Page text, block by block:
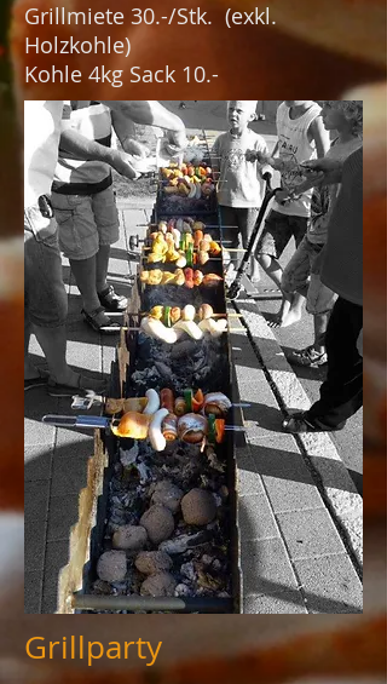
Grillmiete 30.-/Stk. (exkl.
Holzkohle)
Kohle 4kg Sack 10.-
Zurück
Grillparty